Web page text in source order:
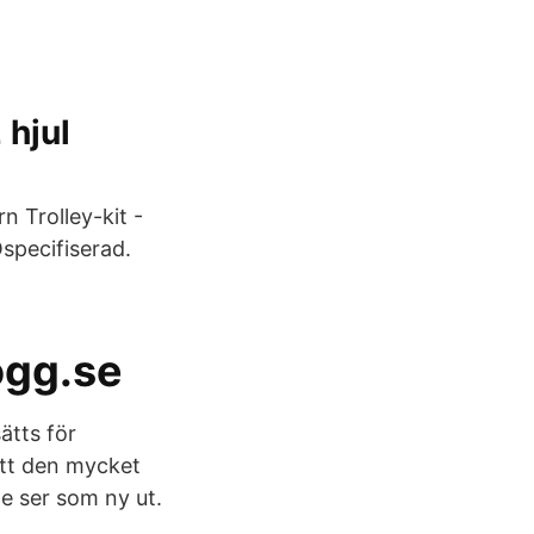
hjul
Trolley-kit -
för
den mycket
ser som ny ut.